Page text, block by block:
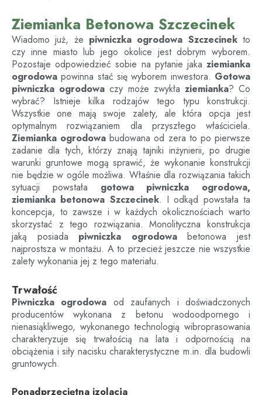
Ziemianka Betonowa Szczecinek
Wiadomo już, że piwniczka ogrodowa Szczecinekto
czy inne miasto lub jego okolice jest dobrym wyborem.
Pozostaje odpowiedzieć sobie na pytanie jaka ziemianka
ogrodowa powinna stać się wyborem inwestora. Gotowa
piwniczka ogrodowa czy może zwykła ziemianka? Co
wybrać? Istnieje kilka rodzajów tego typu konstrukcji.
Wszystkie one mają swoje zalety, ale która opcja jest
optymalnym rozwiązaniem dla przyszłego właściciela.
Ziemianka ogrodowa budowana od zera to po pierwsze
zadanie dla tych, którzy znają tajniki inżynierii, po drugie
warunki gruntowe mogą sprawić, że wykonanie konstrukcji
nie będzie w ogóle możliwa. Właśnie dla rozwiązania takich
sytuacji powstała gotowa piwniczka ogrodowa,
ziemianka betonowa Szczecinek. I odkąd powstała ta
koncepcja, to zawsze i w każdych okolicznościach warto
skorzystać z tego rozwiązania. Monolityczna konstrukcja
jaką posiada piwniczka ogrodowabetonowa jest
najprostsza w montażu. A to przecież jeszcze nie wszystkie
zalety wykonania jej z tego materiału.
Trwałość
Piwniczka ogrodowa od zaufanych i doświadczonych
producentów wykonana z betonu wodoodpornego i
nienasiąkliwego, wykonanego technologią wibroprasowania
charakteryzuje się trwałością na lata i odpornością na
obciążenia i siły nacisku charakterystyczne m.in. dla budowli
gruntowych.
Ponadprzeciętna izolacja